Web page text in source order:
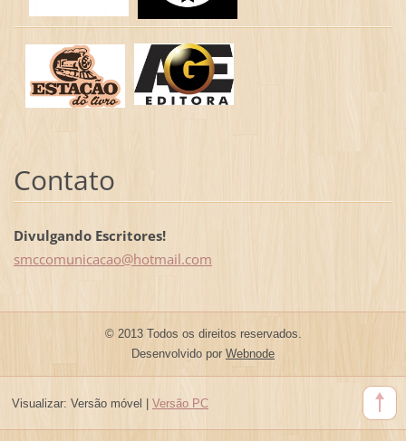
Contato
Divulgando Escritores!
smccomunicacao@hotmail.com
© 2013 Todos os direitos reservados.
Desenvolvido por Webnode
Visualizar: Versão móvel Versão PC